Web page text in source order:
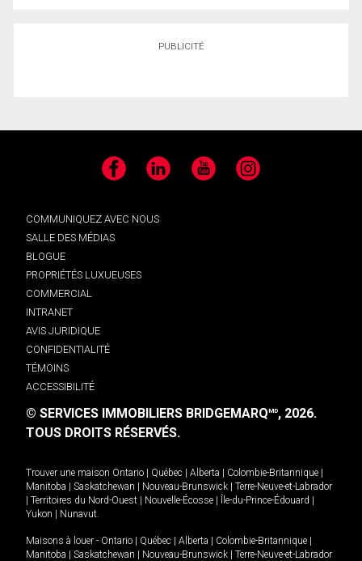
PUBLICITÉ
Facebook LinkedIn YouTube Instagram
COMMUNIQUEZ AVEC NOUS
SALLE DES MÉDIAS
BLOGUE
PROPRIÉTÉS LUXUEUSES
COMMERCIAL
INTRANET
AVIS JURIDIQUE
CONFIDENTIALITÉ
TÉMOINS
ACCESSIBILITÉ
© SERVICES IMMOBILIERS BRIDGEMARQMD, 2026.
TOUS DROITS RÉSERVÉS.
Trouver une maison Ontario Québec Alberta Colombie-Britannique
Manitoba
Saskatchewan Nouveau-Brunswick
Terre-Neuve-et-Labrador
Territoires du Nord-Ouest Nouvelle-Écosse Île-du-Prince-Édouard
Yukon
Nunavut.
Maisons à louer - Ontario Québec Alberta Colombie-Britannique
Manitoba
Saskatchewan Nouveau-Brunswick
Terre-Neuve-et-Labrador